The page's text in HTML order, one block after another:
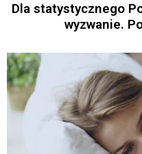
Dla statystycznego
wyzwanie.